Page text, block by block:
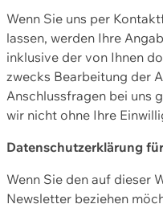
Wenn Sie uns per
lassen, werden Ihre
inklusive der von Ihnen
zwecks Bearbeitung der
Anschlussfragen bei uns
wir nicht ohne Ihre
Datenschutzerklärung
Wenn Sie den auf dieser
Newsletter beziehen